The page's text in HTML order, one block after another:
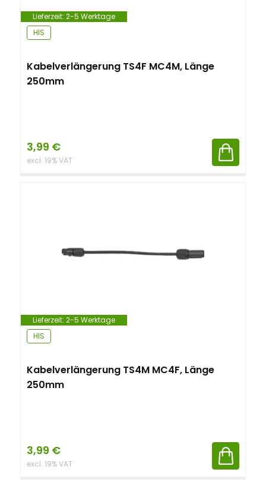
Lieferzeit: 2-5 Werktage
HIS
Kabelverlängerung TS4F MC4M, Länge
250mm
3,99 €
excl. 19% VAT
Lieferzeit: 2-5 Werktage
HIS
Kabelverlängerung TS4M MC4F, Länge
250mm
3,99 €
excl. 19% VAT